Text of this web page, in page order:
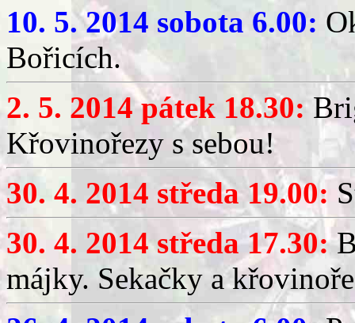
10. 5. 2014 sobota 6.00:
Bořicích.
2. 5. 2014 pátek 18.30:
Křovinořezy s sebou!
30. 4. 2014 středa 19.00:
30. 4. 2014 středa 17.30:
májky. Sekačky a